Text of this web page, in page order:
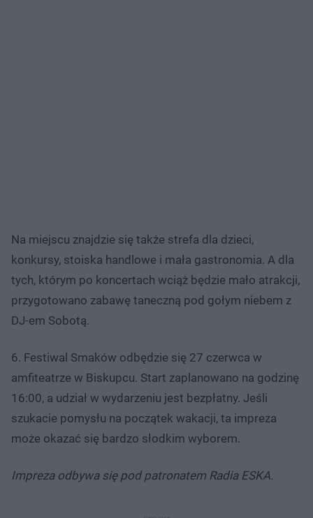
Na miejscu znajdzie się także strefa dla dzieci,
konkursy, stoiska handlowe i mała gastronomia. A dla
tych, którym po koncertach wciąż będzie mało atrakcji,
przygotowano zabawę taneczną pod gołym niebem z
DJ-em Sobotą.
6. Festiwal Smaków odbędzie się 27 czerwca w
amfiteatrze w Biskupcu. Start zaplanowano na godzinę
16:00, a udział w wydarzeniu jest bezpłatny. Jeśli
szukacie pomysłu na początek wakacji, ta impreza
może okazać się bardzo słodkim wyborem.
Impreza odbywa się pod patronatem Radia ESKA.